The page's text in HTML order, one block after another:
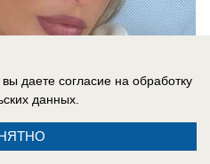
даете согласие на обработку
данных.